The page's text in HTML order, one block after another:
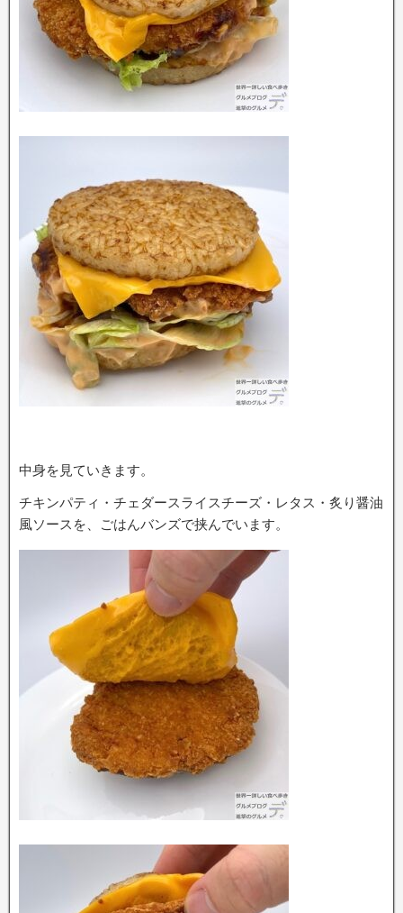
中身を見ていきます。
チキンパティ・チェダースライスチーズ・レタス・炙り醤油
風ソースを、ごはんバンズで挟んでいます。